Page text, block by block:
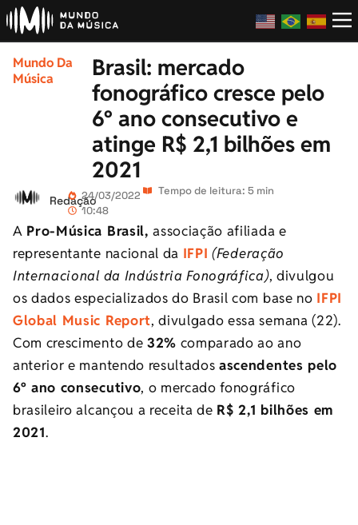
Mundo Da
Música
Brasil: mercado
fonográfico cresce pelo
6º ano consecutivo e
atinge R$ 2,1 bilhões em
2021
Redação24/03/2022
10:48
Tempo de leitura: 5 min
A Pro-Música Brasil,associação afiliada e
representante nacional da IFPI (Federação
Internacional da Indústria Fonográfica), divulgou
os dados especializados do Brasil com base no IFPI
Global Music Report, divulgado essa semana (22).
Com crescimento de 32% comparado ao ano
anterior e mantendo resultadosascendentes pelo
6º ano consecutivo, o mercado fonográfico
brasileiro alcançou a receita de R$ 2,1 bilhões em
2021.